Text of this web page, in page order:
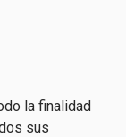
la finalidad
sus